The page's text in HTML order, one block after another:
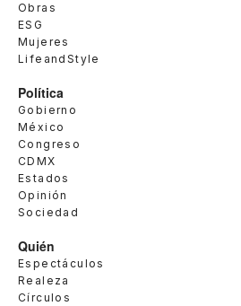
Obras
ESG
Mujeres
LifeandStyle
Política
Gobierno
México
Congreso
CDMX
Estados
Opinión
Sociedad
Quién
Espectáculos
Realeza
Círculos